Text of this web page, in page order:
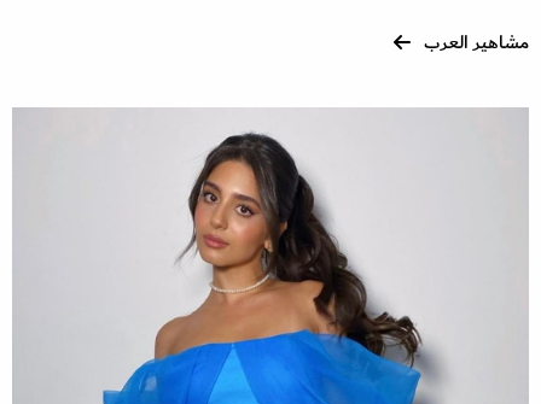
مشاهير العرب